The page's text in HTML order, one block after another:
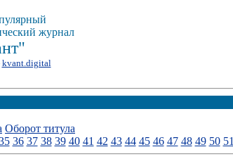
журнал
kvant.digital
Оборот титула
36 37 38 39 40 41 42 43 44 45 46 47 48 49 50 51